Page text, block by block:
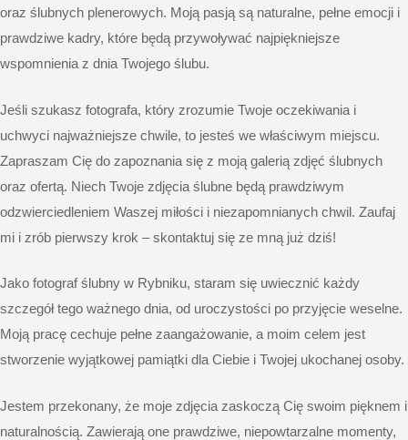
oraz ślubnych plenerowych. Moją pasją są naturalne, pełne emocji i
prawdziwe kadry, które będą przywoływać najpiękniejsze
wspomnienia z dnia Twojego ślubu.
Jeśli szukasz fotografa, który zrozumie Twoje oczekiwania i
uchwyci najważniejsze chwile, to jesteś we właściwym miejscu.
Zapraszam Cię do zapoznania się z moją galerią zdjęć ślubnych
oraz ofertą. Niech Twoje zdjęcia ślubne będą prawdziwym
odzwierciedleniem Waszej miłości i niezapomnianych chwil. Zaufaj
mi i zrób pierwszy krok – skontaktuj się ze mną już dziś!
Jako fotograf ślubny w Rybniku, staram się uwiecznić każdy
szczegół tego ważnego dnia, od uroczystości po przyjęcie weselne.
Moją pracę cechuje pełne zaangażowanie, a moim celem jest
stworzenie wyjątkowej pamiątki dla Ciebie i Twojej ukochanej osoby.
Jestem przekonany, że moje zdjęcia zaskoczą Cię swoim pięknem i
naturalnością. Zawierają one prawdziwe, niepowtarzalne momenty,